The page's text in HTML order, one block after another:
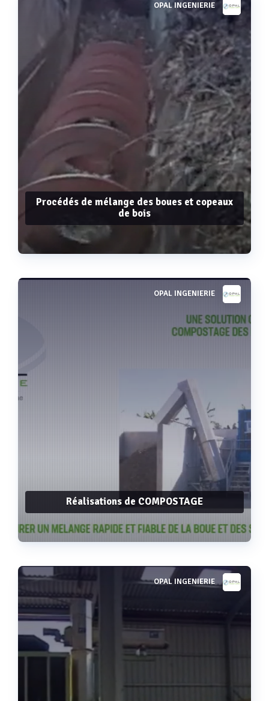
Voir plus OPAL INGENIERIE
Procédés de mélange des boues et copeaux
de bois
OPAL INGENIERIE
Réalisations de COMPOSTAGE
Voir plusOPAL INGENIERIE